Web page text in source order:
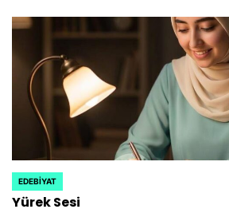
POSTED
IN
EDEBIYAT
Yürek Sesi